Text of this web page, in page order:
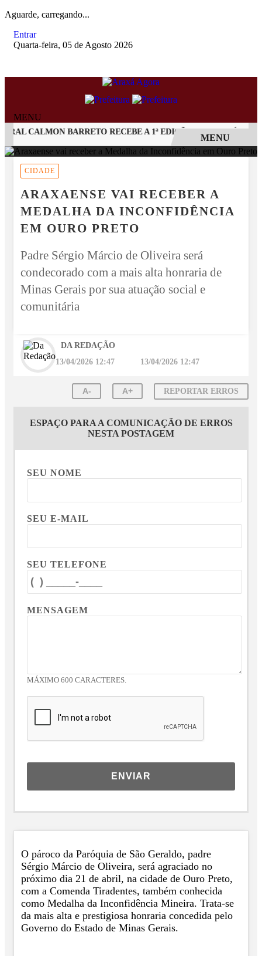
Aguarde, carregando...
Entrar
Quarta-feira, 05 de Agosto 2026
MENU
CALMON BARRETO RECEBE A 1ª EDIÇÃO DO ARAXÁ
MENU
CIDADE
ARAXAENSE VAI RECEBER A
MEDALHA DA INCONFIDÊNCIA
EM OURO PRETO
Padre Sérgio Márcio de Oliveira será
condecorado com a mais alta honraria de
Minas Gerais por sua atuação social e
comunitária
DA REDAÇÃO
13/04/2026 12:47 13/04/2026 12:47
A- A+ REPORTAR ERROS
ESPAÇO PARA A COMUNICAÇÃO DE ERROS
NESTA POSTAGEM
SEU NOME
SEU E-MAIL
SEU TELEFONE
MENSAGEM
MÁXIMO 600 CARACTERES.
ENVIAR
O pároco da Paróquia de São Geraldo, padre
Sérgio Márcio de Oliveira, será agraciado no
próximo dia 21 de abril, na cidade de Ouro Preto,
com a Comenda Tiradentes, também conhecida
como Medalha da Inconfidência Mineira. Trata-se
da mais alta e prestigiosa honraria concedida pelo
Governo do Estado de Minas Gerais.